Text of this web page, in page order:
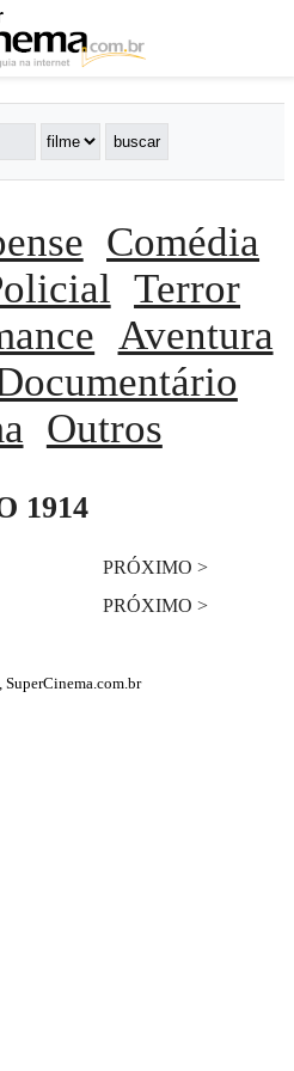
Comédia
Terror
Aventura
Outros
1914
PRÓXIMO >
PRÓXIMO >